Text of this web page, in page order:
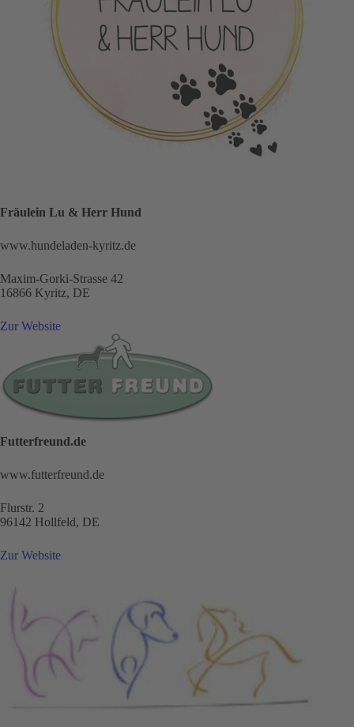
Fräulein Lu & Herr Hund
www.hundeladen-kyritz.de
Maxim-Gorki-Strasse 42
16866 Kyritz, DE
Zur Website
Futterfreund.de
www.futterfreund.de
Flurstr. 2
96142 Hollfeld, DE
Zur Website